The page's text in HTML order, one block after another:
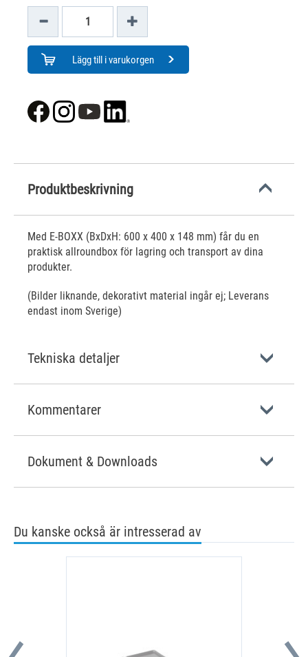
Lägg till i varukorgen
Produktbeskrivning
Med E-BOXX (BxDxH: 600 x 400 x 148 mm) får du en
praktisk allroundbox för lagring och transport av dina
produkter.
(Bilder liknande, dekorativt material ingår ej; Leverans
endast inom Sverige)
Tekniska detaljer
Kommentarer
Dokument & Downloads
Du kanske också är intresserad av